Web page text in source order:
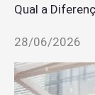
Qual a
28/06/2026